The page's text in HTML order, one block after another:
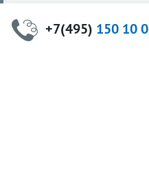
+7(495) 150 10